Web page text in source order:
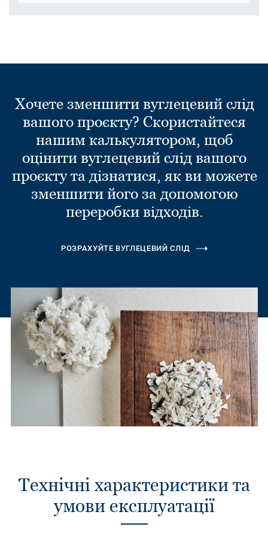
Хочете зменшити вуглецевий слід
вашого проєкту? Скористайтеся
нашим калькулятором, щоб
оцінити вуглецевий слід вашого
проєкту та дізнатися, як ви можете
зменшити його за допомогою
переробки відходів.
РОЗРАХУЙТЕ ВУГЛЕЦЕВИЙ СЛІД
Технічні характеристики та
умови експлуатації